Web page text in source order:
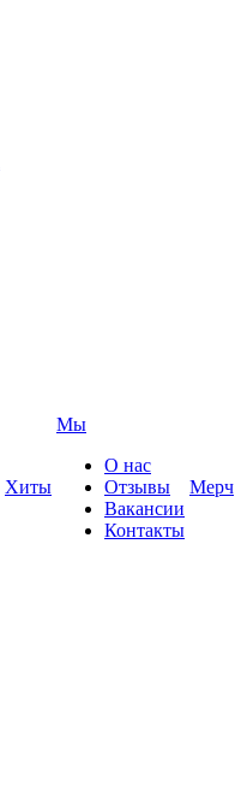
Хиты
Мы
О нас
Отзывы
Вакансии
Контакты
Мерч